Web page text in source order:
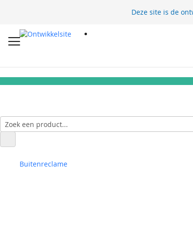
Deze site is de
Buitenreclame